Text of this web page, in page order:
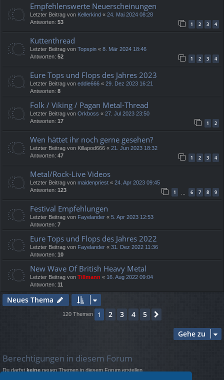
Empfehlenswerte Neuerscheinungen
Letzter Beitrag von Kellerkind « 24. Mai 2024 08:28
Antworten: 53 1 2 3 4
Kuttenthread
Letzter Beitrag von Topspin « 8. Mär 2024 18:46
Antworten: 52 1 2 3 4
Eure Tops und Flops des Jahres 2023
Letzter Beitrag von eddie666 « 29. Dez 2023 16:21
Antworten: 8
Folk / Viking / Pagan Metal-Thread
Letzter Beitrag von Orkboss « 27. Jul 2023 23:50
Antworten: 17 1 2
Wen hättet ihr noch gerne gesehen?
Letzter Beitrag von Killapod666 « 21. Jun 2023 18:32
Antworten: 47 1 2 3 4
Metal/Rock-Live Videos
Letzter Beitrag von maidenpriest « 24. Apr 2023 09:45
Antworten: 123 1 … 6 7 8 9
Festival Empfehlungen
Letzter Beitrag von Fayelander « 5. Apr 2023 12:53
Antworten: 7
Eure Tops und Flops des Jahres 2022
Letzter Beitrag von Fayelander « 31. Dez 2022 11:36
Antworten: 10
New Wave Of British Heavy Metal
Letzter Beitrag von Tillmann « 16. Aug 2022 09:04
Antworten: 11
Neues Thema
120 Themen 1 2 3 4 5
Gehe zu
Berechtigungen in diesem Forum
Du darfst keine neuen Themen in diesem Forum erstellen.